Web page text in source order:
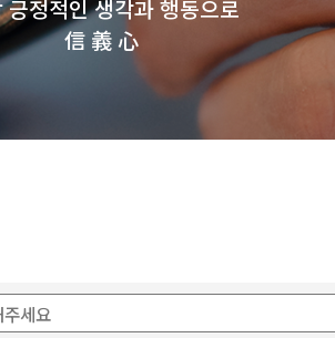
긍정적인 생각과 행동으로
信 義 心